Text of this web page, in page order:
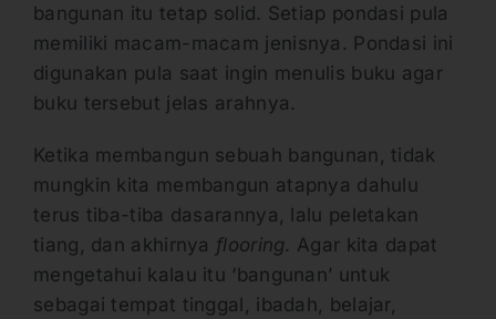
bangunan itu tetap solid. Setiap pondasi pula
memiliki macam-macam jenisnya. Pondasi ini
digunakan pula saat ingin menulis buku agar
buku tersebut jelas arahnya.
Ketika membangun sebuah bangunan, tidak
mungkin kita membangun atapnya dahulu
terus tiba-tiba dasarannya, lalu peletakan
tiang, dan akhirnya flooring. Agar kita dapat
mengetahui kalau itu ‘bangunan’ untuk
sebagai tempat tinggal, ibadah, belajar,